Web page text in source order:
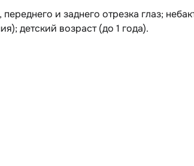
и заднего отрезка глаз;
детский возраст (до 1 года).